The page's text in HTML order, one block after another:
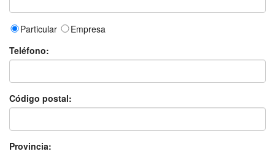
Particular
Empresa
Teléfono:
Código postal:
Provincia: